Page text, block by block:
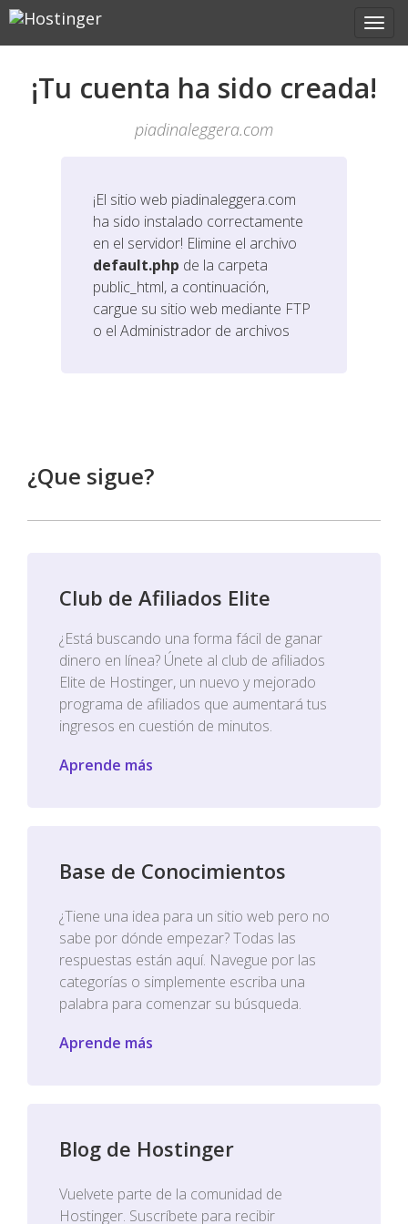
¡Tu cuenta ha sido creada!
piadinaleggera.com
¡El sitio web piadinaleggera.com
ha sido instalado correctamente
en el servidor! Elimine el archivo
default.php de la carpeta
public_html, a continuación,
cargue su sitio web mediante FTP
o el Administrador de archivos
¿Que sigue?
Club de Afiliados Elite
¿Está buscando una forma fácil de ganar
dinero en línea? Únete al club de afiliados
Elite de Hostinger, un nuevo y mejorado
programa de afiliados que aumentará tus
ingresos en cuestión de minutos.
Aprende más
Base de Conocimientos
¿Tiene una idea para un sitio web pero no
sabe por dónde empezar? Todas las
respuestas están aquí. Navegue por las
categorías o simplemente escriba una
palabra para comenzar su búsqueda.
Aprende más
Blog de Hostinger
Vuelvete parte de la comunidad de
Hostinger. Suscríbete para recibir